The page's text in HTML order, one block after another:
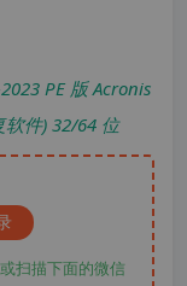
PE 版 Acronis
软件) 32/64 位
扫描下面的微信